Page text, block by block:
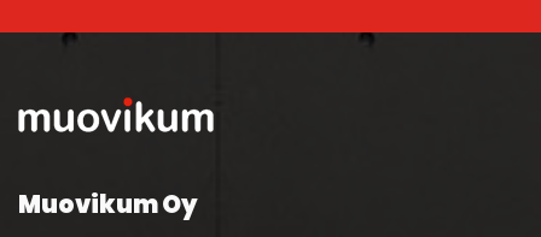
Muovikum Oy